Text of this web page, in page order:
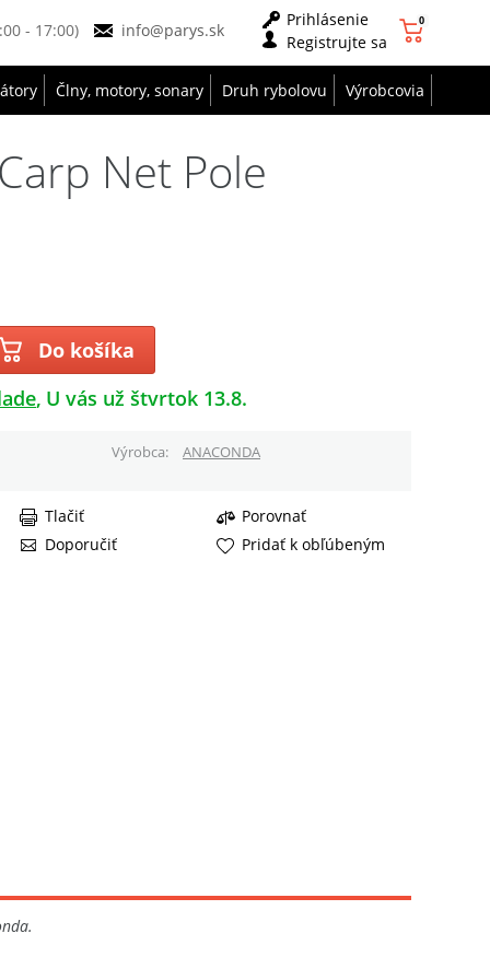
- 17:00) info@parys.sk
Prihlásenie
Registrujte sa
0
Člny, motory, sonary Druh rybolovu Výrobcovia
Net Pole
Do košíka
U vás už štvrtok 13.8.
Výrobca ANACONDA
Porovnať
Doporučiť
Tlačiť
Pridať k obľúbeným